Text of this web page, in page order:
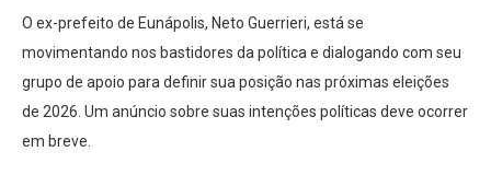
O ex-prefeito de Eunápolis, Neto Guerrieri, está se
movimentando nos bastidores da política e dialogando com seu
grupo de apoio para definir sua posição nas próximas eleições
de 2026. Um anúncio sobre suas intenções políticas deve ocorrer
em breve.